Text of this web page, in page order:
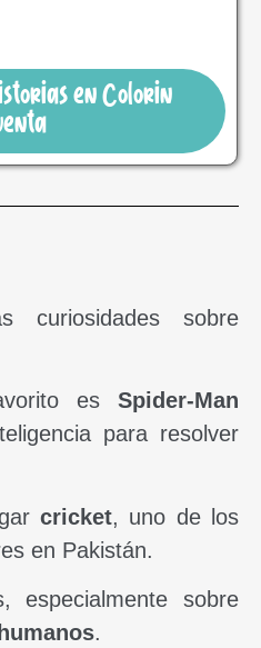
en Colorin
curiosidades sobre
es Spider-Man
para resolver
cricket, uno de los
en Pakistán.
especialmente sobre
.